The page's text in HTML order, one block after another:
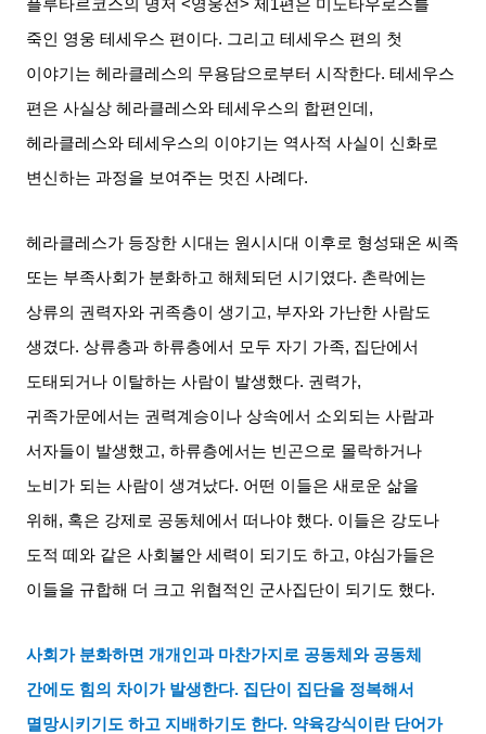
플루타르코스의 명저 <영웅전>제 1편은 미노타우로스를
죽인 영웅 테세우스 편이다. 그리고 테세우스 편의 첫
이야기는 헤라클레스의 무용담으로부터 시작한다.테세우스
편은 사실상 헤라클레스와 테세우스의 합편인데 ,
헤라클레스와 테세우스의 이야기는 역사적 사실이 신화로
변신하는 과정을 보여주는 멋진 사례다.
헤라클레스가 등장한 시대는 원시시대 이후로 형성돼온 씨족
또는 부족사회가 분화하고 해체되던 시기였다. 촌락에는
상류의 권력자와 귀족층이 생기고, 부자와 가난한 사람도
생겼다.상류층과 하류층에서 모두 자기 가족, 집단에서
도태되거나 이탈하는 사람이 발생했다. 권력가,
귀족가문에서는 권력계승이나 상속에서 소외되는 사람과
서자들이 발생했고,하류층에서는 빈곤으로 몰락하거나
노비가 되는 사람이 생겨났다. 어떤 이들은 새로운 삶을
위해 , 혹은 강제로 공동체에서 떠나야 했다. 이들은 강도나
도적 떼와 같은 사회불안 세력이 되기도 하고, 야심가들은
이들을 규합해 더 크고 위협적인 군사집단이 되기도 했다.
사회가 분화하면 개개인과 마찬가지로 공동체와 공동체
간에도 힘의 차이가 발생한다. 집단이 집단을 정복해서
멸망시키기도 하고 지배하기도 한다. 약육강식이란 단어가